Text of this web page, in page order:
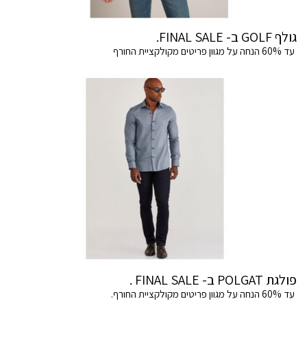
גולף GOLF ב- FINAL SALE.
עד 60% הנחה על מגוון פריטים מקולקציית החורף
פולגת POLGAT ב- FINAL SALE .
עד 60% הנחה על מגוון פריטים מקולקציית החורף.